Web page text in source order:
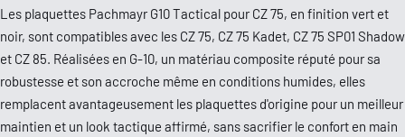
Les plaquettes Pachmayr G10 Tactical pour CZ 75, en finition vert et
noir, sont compatibles avec les CZ 75, CZ 75 Kadet, CZ 75 SP01 Shadow
et CZ 85. Réalisées en G-10, un matériau composite réputé pour sa
robustesse et son accroche même en conditions humides, elles
remplacent avantageusement les plaquettes d'origine pour un meilleur
maintien et un look tactique affirmé, sans sacrifier le confort en main